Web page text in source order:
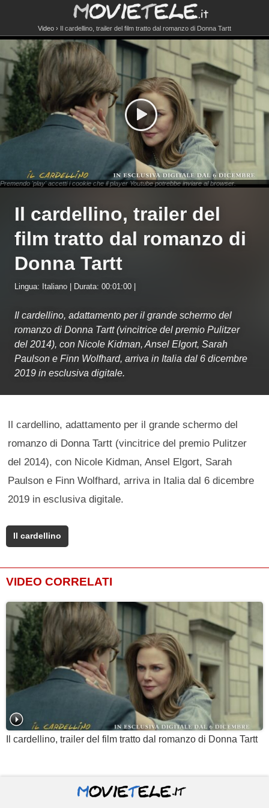
Video Il cardellino, trailer del film tratto dal romanzo di Donna Tartt
Premendo 'play' accetti i cookie che il player Youtube potrebbe inviare al browser.
Il cardellino, trailer del
film tratto dal romanzo di
Donna Tartt
Lingua: Italiano | Durata: 00:01:00 |
Il cardellino, adattamento per il grande schermo del
romanzo di Donna Tartt (vincitrice del premio Pulitzer
del 2014), con Nicole Kidman, Ansel Elgort, Sarah
Paulson e Finn Wolfhard, arriva in Italia dal 6 dicembre
2019 in esclusiva digitale.
Il cardellino, adattamento per il grande schermo del
romanzo di Donna Tartt (vincitrice del premio Pulitzer
del 2014), con Nicole Kidman, Ansel Elgort, Sarah
Paulson e Finn Wolfhard, arriva in Italia dal 6 dicembre
2019 in esclusiva digitale.
Il cardellino
VIDEO CORRELATI
Il cardellino, trailer del film tratto dal romanzo di Donna Tartt